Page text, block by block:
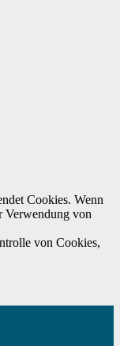
Cookies. Wenn
Verwendung von
von Cookies,